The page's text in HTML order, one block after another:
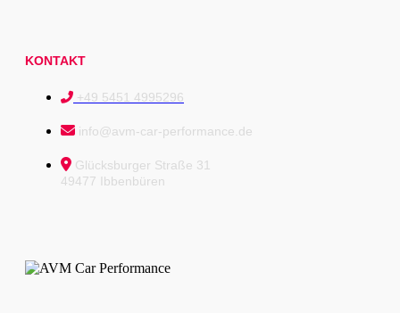
KONTAKT
+49 5451 4995296
info@avm-car-performance.de
Glücksburger Straße 31
49477 Ibbenbüren